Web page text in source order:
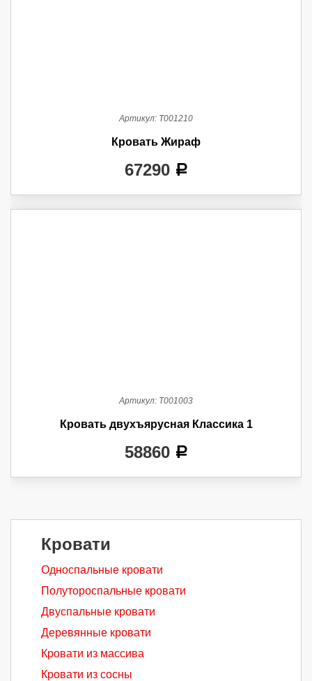
Артикул: Т001210
Кровать Жираф
67290 a
Артикул: Т001003
Кровать двухъярусная Классика 1
58860 a
Кровати
Односпальные кровати
Полутороспальные кровати
Двуспальные кровати
Деревянные кровати
Кровати из массива
Кровати из сосны